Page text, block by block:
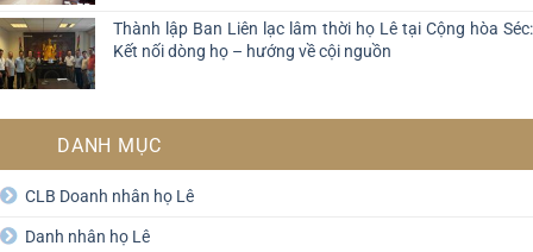
Thành lập Ban Liên lạc lâm thời họ Lê tại Cộng hòa Séc:
Kết nối dòng họ – hướng về cội nguồn
DANH MỤC
CLB Doanh nhân họ Lê
Danh nhân họ Lê